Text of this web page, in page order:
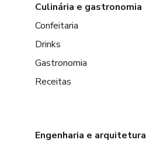
Culinária e gastronomia
Confeitaria
Drinks
Gastronomia
Receitas
Engenharia e arquitetura